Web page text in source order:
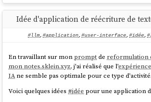
le même modèle que celui utilisé lors de
Les modèles d' embedding sont nettement plus
qu'unLLM. Ils peuvent être exécutés sur CPU
courants, sans nécessiter de GPU.
Generate". L'étape de reranking peut être
:
ouVoyage AI Rerankers, qui sont légers,
Idée d'application de réécriture de
#llm, #application, #user-interface, #idée,
En travaillant sur mon promptde reformulation
mon notes.sklein.xyz, j'ai réalisé que l'
IA ne semble pas optimale pour ce type d'activité.
Voici quelques idées #idée pour une application